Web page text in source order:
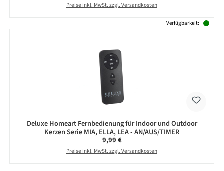
Preise inkl. MwSt. zzgl. Versandkosten
Verfügbarkeit:
Deluxe Homeart Fernbedienung für Indoor und Outdoor
Kerzen Serie MIA, ELLA, LEA - AN/AUS/TIMER
Regulärer Preis:
9,99 €
Preise inkl. MwSt. zzgl. Versandkosten